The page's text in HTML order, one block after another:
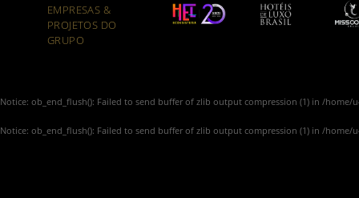
EMPRESAS &
PROJETOS DO
GRUPO
Notice: ob_end_flush(): Failed to send buffer of zlib output compression (1) in /home/
Notice: ob_end_flush(): Failed to send buffer of zlib output compression (1) in /home/